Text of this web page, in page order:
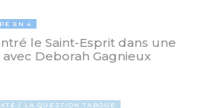
EN 4
le Saint-Esprit dans une
Deborah Gagnieux
LA QUESTION TABOUE